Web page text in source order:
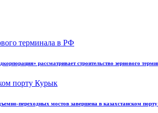
рассматривает строительство зернового
переходных мостов завершена в казахстанском